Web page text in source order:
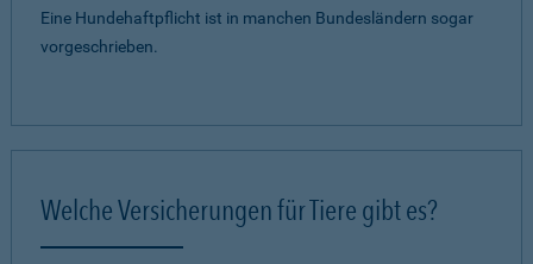
Eine Hundehaftpflicht ist in manchen Bundesländern sogar
vorgeschrieben.
Welche Versicherungen für Tiere gibt es?